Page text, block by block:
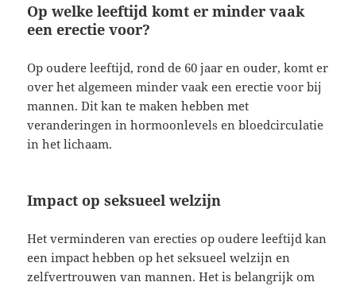
Op welke leeftijd komt er minder vaak
een erectie voor?
Op oudere leeftijd, rond de 60 jaar en ouder, komt er
over het algemeen minder vaak een erectie voor bij
mannen. Dit kan te maken hebben met
veranderingen in hormoonlevels en bloedcirculatie
in het lichaam.
Impact op seksueel welzijn
Het verminderen van erecties op oudere leeftijd kan
een impact hebben op het seksueel welzijn en
zelfvertrouwen van mannen. Het is belangrijk om